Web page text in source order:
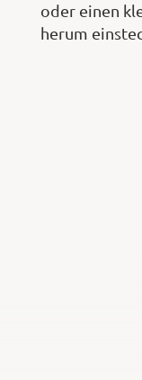
oder einen
herum